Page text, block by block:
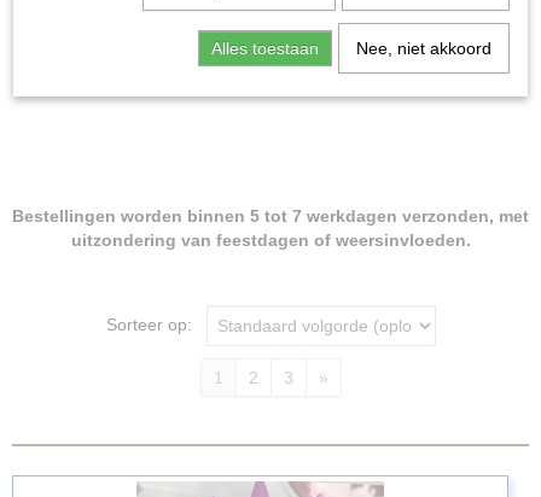
Tel: 0344-643082
Bestellingen worden binnen 5 tot 7 werkdagen verzonden, met
uitzondering van feestdagen of weersinvloeden.
Sorteer op:
1 2 3 »
Alles toestaan Nee, niet akkoord